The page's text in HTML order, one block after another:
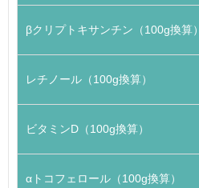
βクリプトキサンチン（100g換算）
レチノール（100g換算）
ビタミンD（100g換算）
αトコフェロール（100g換算）